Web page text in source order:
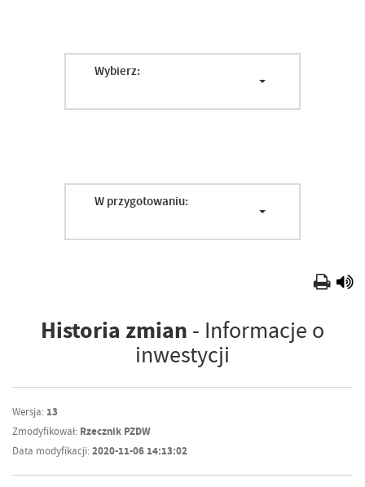
Wybierz:
W przygotowaniu:
Historia zmian - Informacje o
inwestycji
Wersja: 13
Zmodyfikował: Rzecznik PZDW
Data modyfikacji:2020-11-06 14:13:02